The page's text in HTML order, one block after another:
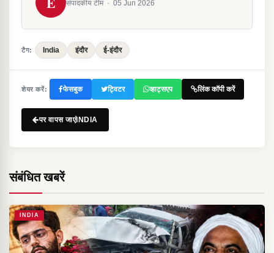
संपादकीय टीम · 05 Jun 2026
टैग: India इंदौर ई-इंदौर
शेयर करें: फेसबुक ट्विटर व्हाट्सएप लिंक कॉपी करें
पर वापस जाएंINDIA
संबंधित खबरें
INDIA